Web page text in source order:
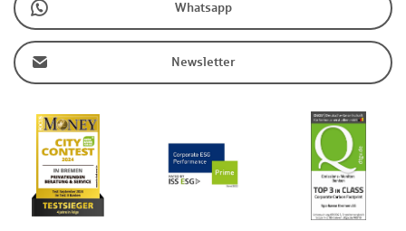
Whatsapp
Newsletter